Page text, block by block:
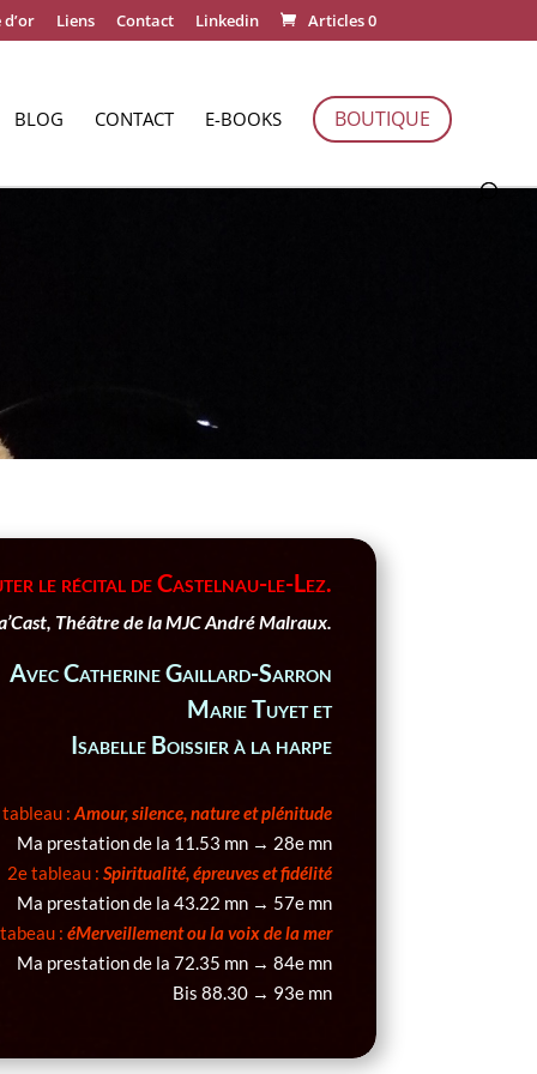
Liens Contact Linkedin Articles 0
BLOG CONTACT E-BOOKS BOUTIQUE
le récital de Castelnau-le-Lez.
Théâtre de la MJC André Malraux.
Avec Catherine Gaillard-Sarron
Marie Tuyet et
Isabelle Boissier à la harpe
: Amour, silence, nature et plénitude
Ma prestation de la 11.53 mn → 28e mn
2e tableau : Spiritualité, épreuves et fidélité
Ma prestation de la 43.22 mn → 57e mn
: éMerveillement ou la voix de la mer
Ma prestation de la 72.35 mn → 84e mn
Bis 88.30 → 93e mn